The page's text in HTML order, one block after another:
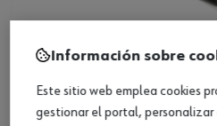
Cinta de juntas, cinta
instantánea HR
Información sobre
Este sitio web emplea cookies
gestionar el portal,